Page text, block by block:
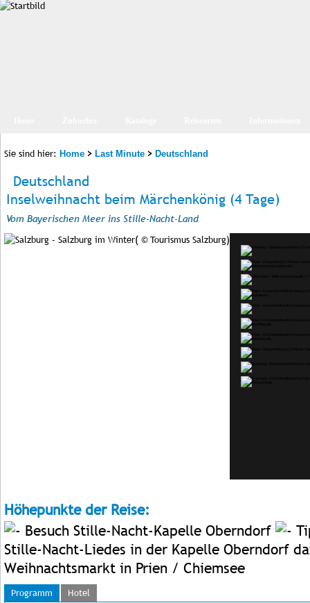
Sie sind hier: Home > Last Minute > Deutschland
Deutschland
Inselweihnacht beim Märchenkönig (4 Tage)
Vom Bayerischen Meer ins Stille-Nacht-Land
Höhepunkte der Reise:
Besuch Stille-Nacht-Kapelle Oberndorf
Stille-Nacht-Liedes in der Kapelle Oberndorf
Weihnachtsmarkt in Prien / Chiemsee
Programm Hotel